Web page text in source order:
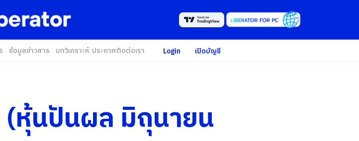
ข้อมูลข่าวสาร บทวิเคราะห์ ประกาศติดต่อเรา Login เปิดบัญชี
(หุ้นปันผล มิถุนายน